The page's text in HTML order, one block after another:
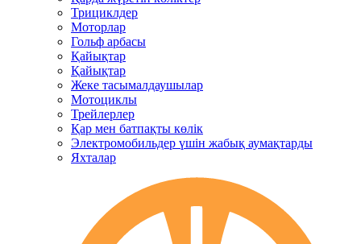
Трициклдер
Моторлар
Гольф арбасы
Қайықтар
Қайықтар
Жеке тасымалдаушылар
Мотоциклы
Трейлерлер
Қар мен батпақты көлік
Электромобильдер үшін жабық аумақтарды
Яхталар